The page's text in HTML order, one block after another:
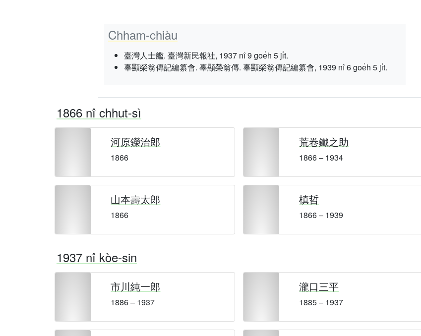
Chham-chiàu
臺灣人士艦. 臺灣新民報社, 1937 nî 9 goe̍h 5 ji̍t.
辜顯榮翁傳記編纂會. 辜顯榮翁傳. 辜顯榮翁傳記編纂會, 1939 nî 6 goe̍h 5 ji̍t.
1866 nî chhut-sì
河原鑅治郎
1866
荒卷鐵之助
1866 – 1934
山本壽太郎
1866
槙哲
1866 – 1939
1937 nî kòe-sin
市川純一郎
1886 – 1937
瀧口三平
1885 – 1937